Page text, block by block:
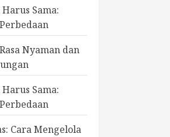
Sama:
Nyaman dan
Sama:
Cara Mengelola